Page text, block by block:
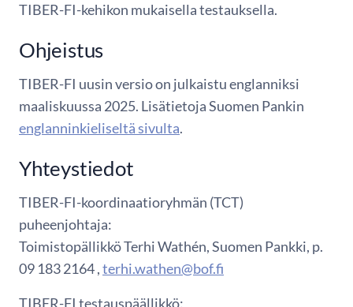
TIBER-FI-kehikon mukaisella testauksella.
Ohjeistus
TIBER-FI uusin versio on julkaistu englanniksi
maaliskuussa 2025. Lisätietoja Suomen Pankin
englanninkieliseltä sivulta.
Yhteystiedot
TIBER-FI-koordinaatioryhmän (TCT)
puheenjohtaja:
Toimistopällikkö Terhi Wathén, Suomen Pankki, p.
09 183 2164 ,terhi.wathen@bof.fi
TIBER-FI testauspäällikkö: